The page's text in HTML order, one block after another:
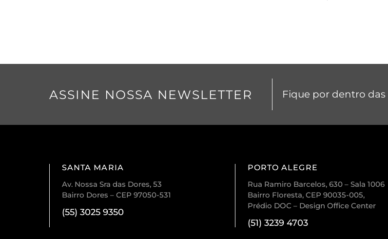
ASSINE NOSSA NEWSLETTER Fique por dentro
SANTA MARIA
Av. Nossa Sra das Dores, 53
Bairro Dores – CEP 97050-531
(55) 3025 9350
PORTO ALEGRE
Rua Ramiro Barcelos, 630 – Sala 1006
Bairro Floresta, CEP 90035-005,
Prédio DOC – Design Office Center
(51) 3239 4703